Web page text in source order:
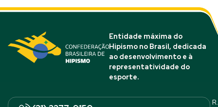
Entidade máxima do
Hipismo no Brasil, dedicada
ao desenvolvimento e à
representatividade do
esporte.
R.